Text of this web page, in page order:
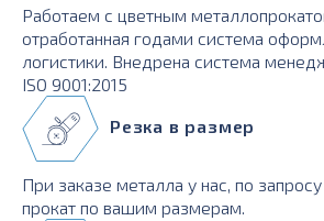
Работаем с цветным
отработанная годами система
логистики. Внедрена система
ISO 9001:2015
Резка в размер
При заказе металла у нас, по запросу
прокат по вашим размерам.